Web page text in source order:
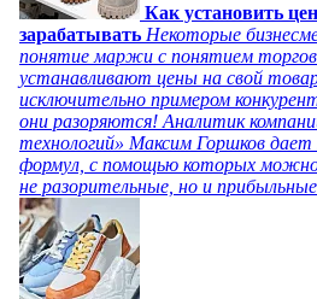
Как установить
зарабатывать Некоторые
понятие маржи с понятием
устанавливают цены на свой
исключительно примером
они разоряются! Аналитик
технологий» Максим Горшков дает
формул, с помощью которых
не разорительные, но и